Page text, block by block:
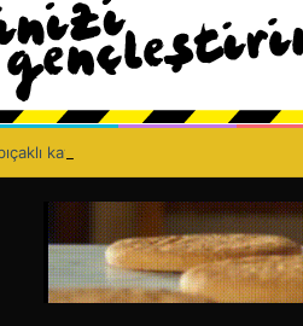
kavga can aldı: 40 yaşındaki adam